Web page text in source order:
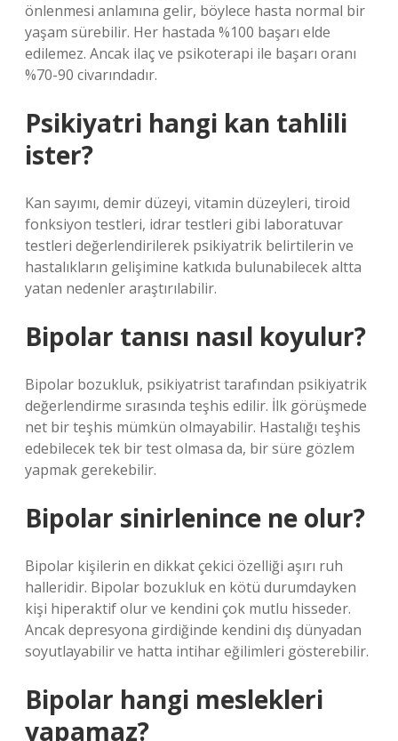
önlenmesi anlamına gelir, böylece hasta normal bir
yaşam sürebilir. Her hastada %100 başarı elde
edilemez. Ancak ilaç ve psikoterapi ile başarı oranı
%70-90 civarındadır.
Psikiyatri hangi kan tahlili
ister?
Kan sayımı, demir düzeyi, vitamin düzeyleri, tiroid
fonksiyon testleri, idrar testleri gibi laboratuvar
testleri değerlendirilerek psikiyatrik belirtilerin ve
hastalıkların gelişimine katkıda bulunabilecek altta
yatan nedenler araştırılabilir.
Bipolar tanısı nasıl koyulur?
Bipolar bozukluk, psikiyatrist tarafından psikiyatrik
değerlendirme sırasında teşhis edilir. İlk görüşmede
net bir teşhis mümkün olmayabilir. Hastalığı teşhis
edebilecek tek bir test olmasa da, bir süre gözlem
yapmak gerekebilir.
Bipolar sinirlenince ne olur?
Bipolar kişilerin en dikkat çekici özelliği aşırı ruh
halleridir. Bipolar bozukluk en kötü durumdayken
kişi hiperaktif olur ve kendini çok mutlu hisseder.
Ancak depresyona girdiğinde kendini dış dünyadan
soyutlayabilir ve hatta intihar eğilimleri gösterebilir.
Bipolar hangi meslekleri
yapamaz?